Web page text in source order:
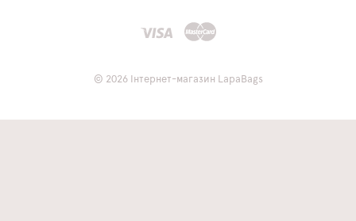
© 2026 Інтернет-магазин LapaBags